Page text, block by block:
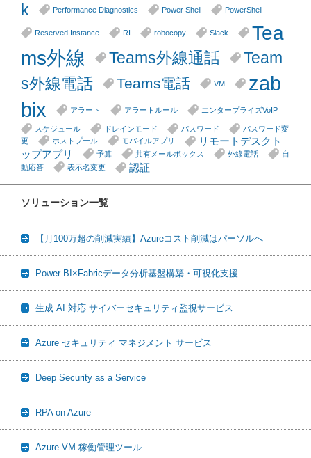
k
Performance Diagnostics Power Shell PowerShell
Reserved Instance RI robocopy Slack
Tea
ms外線
Teams外線通話
Team
s外線電話
Teams電話 VM
zab
bix
アラート アラートルール エンタープライズVoIP
スケジュール ドレインモード パスワード
パスワード変
更
ホストプール モバイルアプリ
リモートデスクト
ップアプリ
予算 共有メールボックス 外線電話
自
動応答
表示名変更 認証
ソリューション一覧
【月100万超の削減実績】Azureコスト削減はパーソルへ
Power BI×Fabricデータ分析基盤構築・可視化支援
生成 AI 対応 サイバーセキュリティ監視サービス
Azure セキュリティ マネジメント サービス
Deep Security as a Service
RPA on Azure
Azure VM 稼働管理ツール